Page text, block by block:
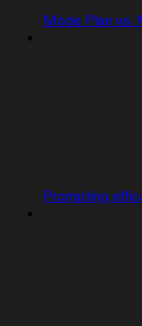
Mode Plan vs.
Prompting